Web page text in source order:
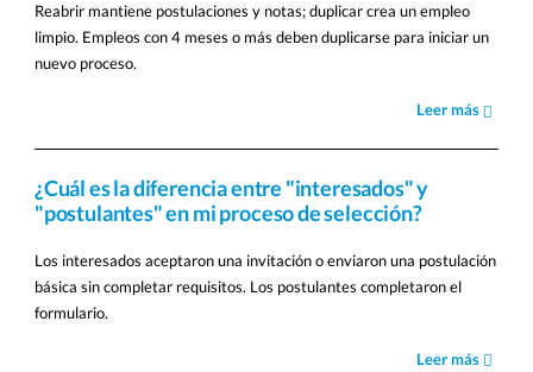
Reabrir mantiene postulaciones y notas; duplicar crea un empleo
limpio. Empleos con 4 meses o más deben duplicarse para iniciar un
nuevo proceso.
Leer más
¿Cuál es la diferencia entre "interesados" y
"postulantes" en mi proceso de selección?
Los interesados aceptaron una invitación o enviaron una postulación
básica sin completar requisitos. Los postulantes completaron el
formulario.
Leer más